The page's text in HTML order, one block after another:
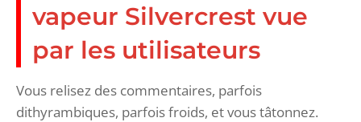
vapeur Silvercrest vue
par les utilisateurs
Vous relisez des commentaires, parfois
dithyrambiques, parfois froids, et vous tâtonnez.